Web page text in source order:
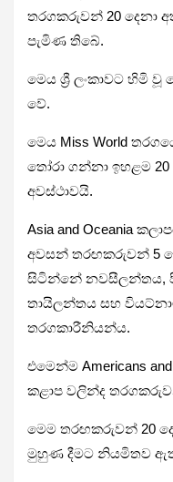
තරගකරුවන් 20 දෙනා
පැමිණ තිබේ.
මෙය ශ්‍රී ලංකාවට හිමි
වේ.
මෙය Miss World
තෝරා ගන්නා ඉහළම 20
අවස්ථාවයි.
Asia and Oceania
අවසන් තරඟකරුවන් 5
සිටින්නේ නවසීලන්තය,
තායිලන්තය සහ
තරගකාරීනියන්ය.
එමෙන්ම Americans
කළාප වලින්ද
මෙම තරඟකරුවන් 20
මුහුණ දීමට නියමිතව